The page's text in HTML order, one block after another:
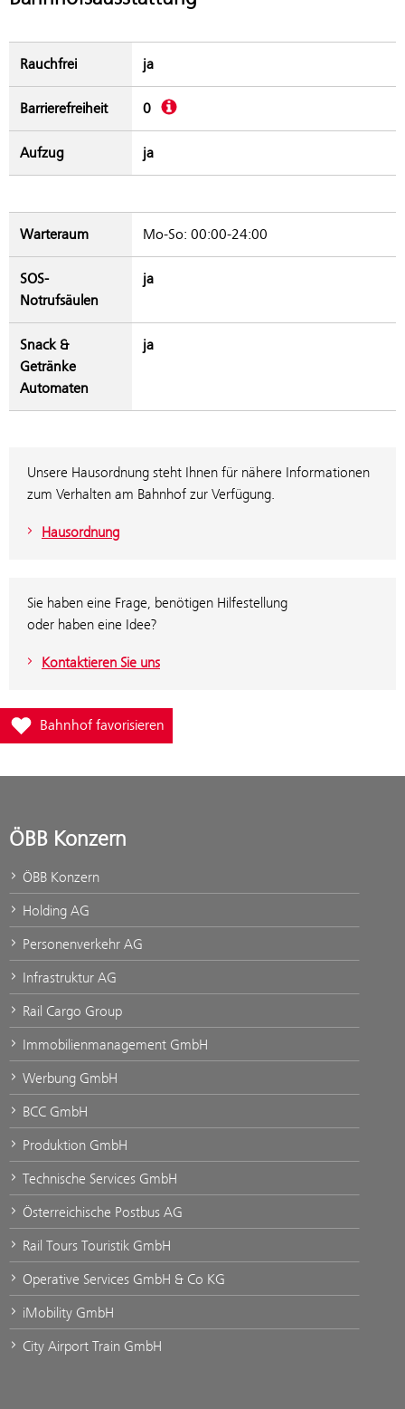
Rauchfrei ja
Barrierefreiheit 0 Beschreibung
Aufzug ja
Warteraum Mo-So: 00:00-24:00
SOS-
Notrufsäulen
ja
Snack &
Getränke
Automaten
ja
Unsere Hausordnung steht Ihnen für nähere Informationen
zum Verhalten am Bahnhof zur Verfügung.
Hausordnung
Sie haben eine Frage, benötigen Hilfestellung
oder haben eine Idee?
Kontaktieren Sie uns
Füge Bahnhof Wien Erzherzog Karl-Straße zur Favoritenliste hinzu
Bahnhof favorisieren
ÖBB Konzern
ÖBB Konzern
Holding AG
Personenverkehr AG
Infrastruktur AG
Rail Cargo Group
Immobilienmanagement GmbH
Werbung GmbH
BCC GmbH
Produktion GmbH
Technische Services GmbH
Österreichische Postbus AG
Rail Tours Touristik GmbH
Operative Services GmbH & Co KG
iMobility GmbH
City Airport Train GmbH